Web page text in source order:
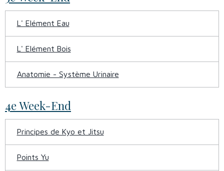
L' Elément Eau
L' Elément Bois
Anatomie - Système Urinaire
4e Week-End
Principes de Kyo et Jitsu
Points Yu